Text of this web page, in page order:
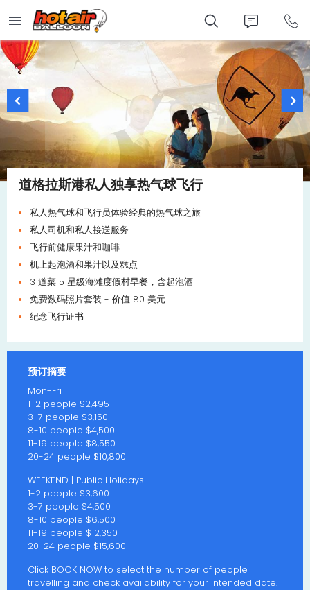
main
content
道格拉斯港私人独享热气球飞行
私人热气球和飞行员体验经典的热气球之旅
私人司机和私人接送服务
飞行前健康果汁和咖啡
机上起泡酒和果汁以及糕点
3 道菜 5 星级海滩度假村早餐，含起泡酒
免费数码照片套装 - 价值 80 美元
纪念飞行证书
预订摘要
Mon-Fri
1-2 people $2,495
3-7 people $3,150
8-10 people $4,500
11-19 people $8,550
20-24 people $10,800
WEEKEND | Public Holidays
1-2 people $3,600
3-7 people $4,500
8-10 people $6,500
11-19 people $12,350
20-24 people $15,600
Click BOOK NOW to select the number of people
travelling and check availability for your intended date.